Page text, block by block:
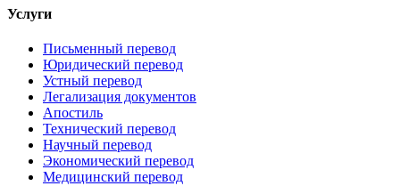
Услуги
Письменный перевод
Юридический перевод
Устный перевод
Легализация документов
Апостиль
Технический перевод
Научный перевод
Экономический перевод
Медицинский перевод